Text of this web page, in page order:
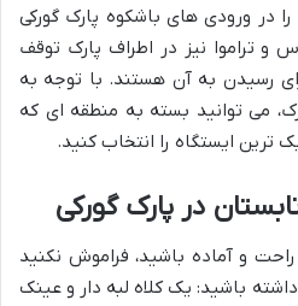
در ورودی های باشکوه پارک گورکی
و تراموا نیز در اطراف پارک توقف
رسیدن به آن هستند. با توجه به
پارک، می توانید بسته به منطقه ای که
ترین ایستگاه را انتخاب کنید.
در پارک گورکی
راحت و آماده باشید، فراموش نکنید
باشید: یک کلاه لبه دار و عینک